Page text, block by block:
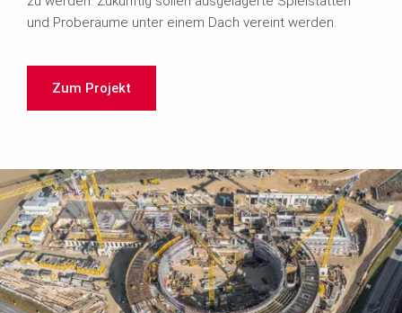
und Proberäume unter einem Dach vereint werden.
Zum Projekt